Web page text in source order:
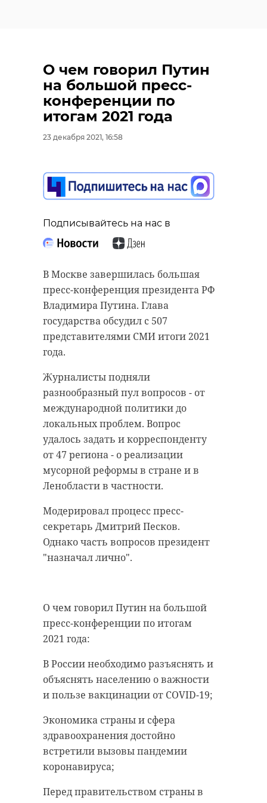
О чем говорил Путин
на большой пресс-
конференции по
итогам 2021 года
23 декабря 2021, 16:58
Подписывайтесь на нас в
В Москве завершилась большая
пресс-конференция президента РФ
Владимира Путина. Глава
государства обсудил с 507
представителями СМИ итоги 2021
года.
Журналисты подняли
разнообразный пул вопросов - от
международной политики до
локальных проблем. Вопрос
удалось задать и корреспонденту
от 47 региона - о реализации
мусорной реформы в стране и в
Ленобласти в частности.
Модерировал процесс пресс-
секретарь Дмитрий Песков.
Однако часть вопросов президент
"назначал лично".
О чем говорил Путин на большой
пресс-конференции по итогам
2021 года:
В России необходимо разъяснять и
объяснять населению о важности
и пользе вакцинации от COVID-19;
Экономика страны и сфера
здравоохранения достойно
встретили вызовы пандемии
коронавируса;
Перед правительством страны в